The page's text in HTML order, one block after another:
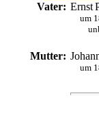
Vater: Ernst
um
Mutter:
um